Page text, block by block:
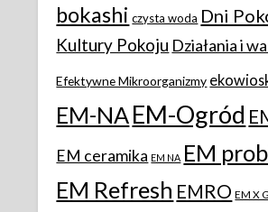
bokashi czysta woda Dni
Kultury Pokoju Działania i
Efektywne Mikroorganizmy
EM-NAEM-Ogród
EM ceramika EM NA EM
EM Refresh EMRO EM X